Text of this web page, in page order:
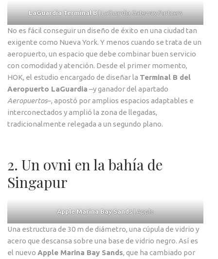
LaGuardia Terminal B| LaGuardia Gateway Partners
No es fácil conseguir un diseño de éxito en una ciudad tan
exigente como Nueva York. Y menos cuando se trata de un
aeropuerto, un espacio que debe combinar buen servicio
con comodidad y atención. Desde el primer momento,
HOK, el estudio encargado de diseñar la Terminal B del
Aeropuerto LaGuardia –y ganador del apartado
Aeropuertos–, apostó por amplios espacios adaptables e
interconectados y amplió la zona de llegadas,
tradicionalmente relegada a un segundo plano.
2. Un ovni en la bahía de
Singapur
Apple Marina Bay Sands| Apple
Una estructura de 30 m de diámetro, una cúpula de vidrio y
acero que descansa sobre una base de vidrio negro. Así es
el nuevo Apple Marina Bay Sands, que ha cambiado por